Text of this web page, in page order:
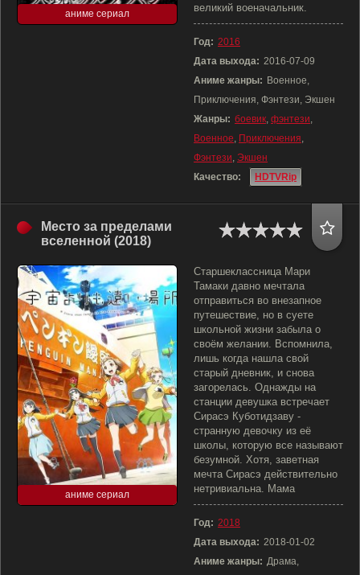
аниме сериал
великий военачальник.
Год: 2016
Дата выхода: 2016-07-09
Аниме жанры: Военное,
Приключения, Фэнтези, Экшен
Жанры: боевик, фэнтези,
Военное, Приключения,
Фэнтези, Экшен
Качество:
HDTVRip
Место за пределами
вселенной (2018)
аниме сериал
Старшеклассница Мари
Тамаки давно мечтала
отправиться во внезапное
путешествие, но в суете
школьной жизни забыла о
своём желании. Вспомнила,
лишь когда нашла свой
старый дневник, и снова
загорелась. Однажды на
станции девушка встречает
Сирасэ Куботидзаву -
странную девочку из её
школы, которую все называют
безумной. Хотя, заветная
мечта Сирасэ действительно
нетривиальна. Мама
Год: 2018
Дата выхода: 2018-01-02
Аниме жанры: Драма,